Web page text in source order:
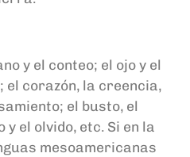
y el conteo; el ojo y el
corazón, la creencia,
el busto, el
y el olvido, etc. Si en la
mesoamericanas